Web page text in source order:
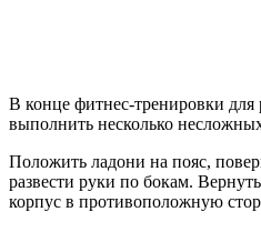
В конце фитнес-тренировки
выполнить несколько
Положить ладони на пояс,
развести руки по бокам.
корпус в противоположную